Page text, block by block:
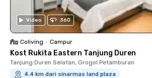
Video 360
Coliving • Campur
Kost Rukita Eastern Tanjung Duren
Tanjung Duren Selatan, Grogol Petamburan
4.4 km dari sinarmas land plaza